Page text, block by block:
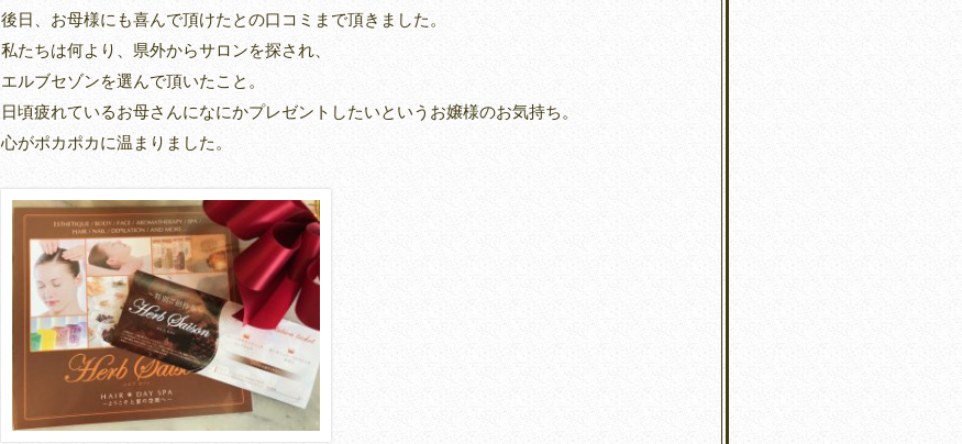
後日、お母様にも喜んで頂けたとの口コミまで頂きました。
私たちは何より、県外からサロンを探され、
エルブセゾンを選んで頂いたこと。
日頃疲れているお母さんになにかプレゼントしたいというお嬢様のお気持ち。
心がポカポカに温まりました。